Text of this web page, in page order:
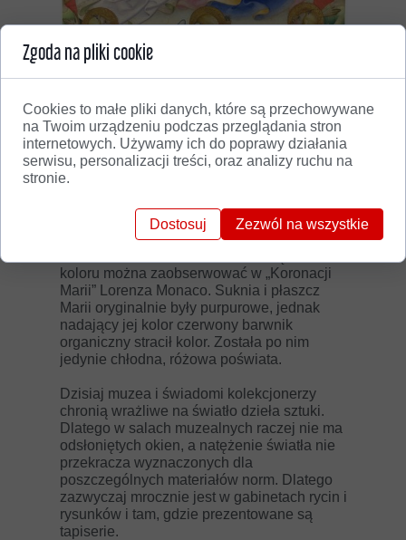
Lorenzo Monaco, „Koronacja Marii”, 1407-1409, National
Gallery, Londyn (fragment)
koloru można zaobserwować w „Koronacji
Marii” Lorenza Monaco. Suknia i płaszcz
Marii oryginalnie były purpurowe, jednak
nadający jej kolor czerwony barwnik
organiczny stracił kolor. Została po nim
jedynie chłodna, różowa poświata.
Dzisiaj muzea i świadomi kolekcjonerzy
chronią wrażliwe na światło dzieła sztuki.
Dlatego w salach muzealnych raczej nie ma
odsłoniętych okien, a natężenie światła nie
przekracza wyznaczonych dla
poszczególnych materiałów norm. Dlatego
zazwyczaj mrocznie jest w gabinetach rycin i
rysunków i tam, gdzie prezentowane są
tapiserie.
Zgoda na pliki cookie
Cookies to małe pliki danych, które są przechowywane
na Twoim urządzeniu podczas przeglądania stron
internetowych. Używamy ich do poprawy działania
serwisu, personalizacji treści, oraz analizy ruchu na
stronie.
Dostosuj Zezwól na wszystkie